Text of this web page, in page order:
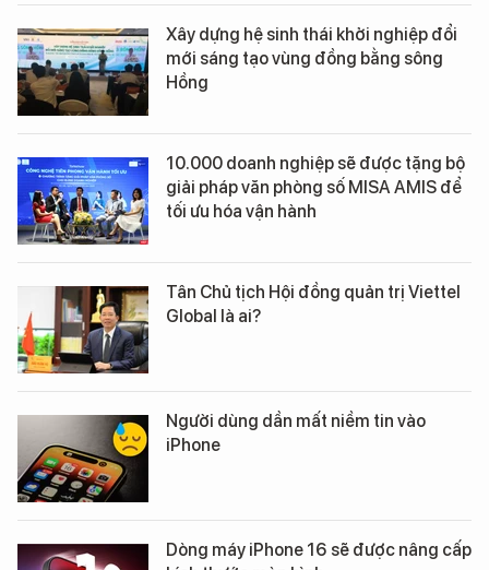
Xây dựng hệ sinh thái khởi nghiệp đổi
mới sáng tạo vùng đồng bằng sông
Hồng
10.000 doanh nghiệp sẽ được tặng bộ
giải pháp văn phòng số MISA AMIS để
tối ưu hóa vận hành
Tân Chủ tịch Hội đồng quản trị Viettel
Global là ai?
Người dùng dần mất niềm tin vào
iPhone
Dòng máy iPhone 16 sẽ được nâng cấp